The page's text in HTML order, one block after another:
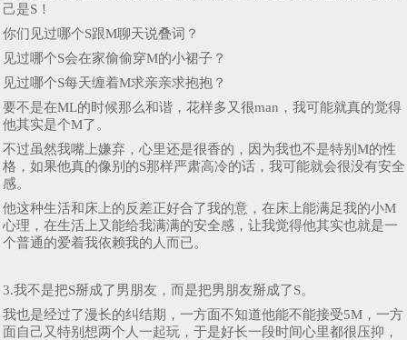
己是S！
你们见过哪个S跟M聊天说叠词？
见过哪个S会在家偷偷穿M的小裙子？
见过哪个S每天缠着M求亲亲求抱抱？
要不是在ML的时候那么和谐，花样多又很man，我可能就真的觉得
他其实是个M了。
不过虽然我嘴上嫌弃，心里还是很香的，因为我也不是特别M的性
格，如果他真的像别的S那样严肃高冷的话，我可能就会很没有安全
感。
他这种生活和床上的反差正好合了我的意，在床上能满足我的小M
心理，在生活上又能给我满满的安全感，让我觉得他其实也就是一
个普通的爱着我依赖我的人而已。
3.我不是把S掰成了男朋友，而是把男朋友掰成了S。
我也是经过了漫长的纠结期，一方面不知道他能不能接受5M，一方
面自己又特别想两个人一起玩，于是好长一段时间心里都很压抑，